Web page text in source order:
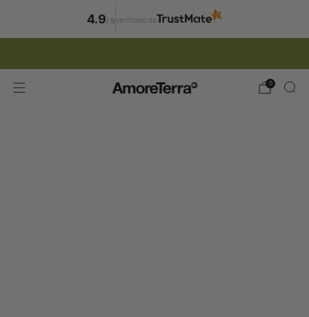
0
4.9/ 5 verificato da